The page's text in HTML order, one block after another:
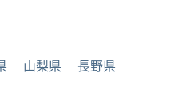
山梨県 長野県